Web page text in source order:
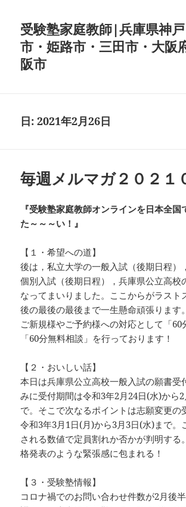
受験塾家庭教師|兵庫県神戸
市・姫路市・三田市・大阪
阪市
日:2021年2月26日
毎週メルマガ２０２１
『受験塾家庭教師オンラインを日本全
た～～～い！』
【１・希望への道】
後は，私立大学の一般入試（後期日程）
個別入試（後期日程），兵庫県公立高校
なってまいりました。ここからがラスト
後の最後の最後まで一生懸命頑張ります
ご新規様やご予約様への対応として「60
「60分無料相談」を行っております！
【２・おいしい話】
本日は兵庫県公立高校一般入試の願書受
みに受付期間は令和3年2月24日(水)から2
で。そこで次なるポイントは志願変更の
令和3年3月1日(月)から3月3日(水)まで。
される数値で定員割れか否かが判明する
格発表のような緊張感に包まれる！
【３・受験塾情報】
コロナ禍でのお問い合わせ件数が2月後